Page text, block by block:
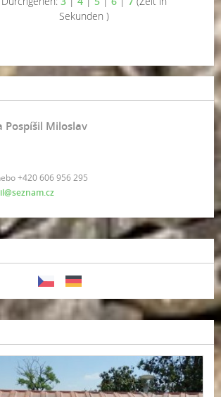
Sekunden )
Pospíšil Miloslav
+420 606 956 295